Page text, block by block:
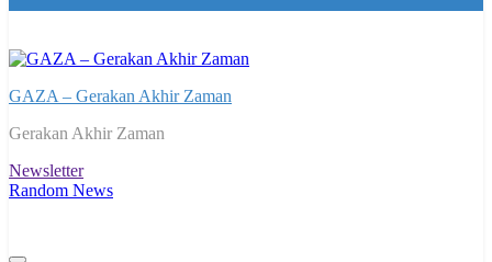
GAZA – Gerakan Akhir Zaman
Gerakan Akhir Zaman
Newsletter
Random News